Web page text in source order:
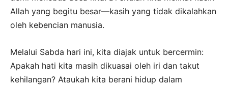
Allah yang begitu besar—kasih yang tidak dikalahkan
oleh kebencian manusia.
Melalui Sabda hari ini, kita diajak untuk bercermin:
Apakah hati kita masih dikuasai oleh iri dan takut
kehilangan? Ataukah kita berani hidup dalam